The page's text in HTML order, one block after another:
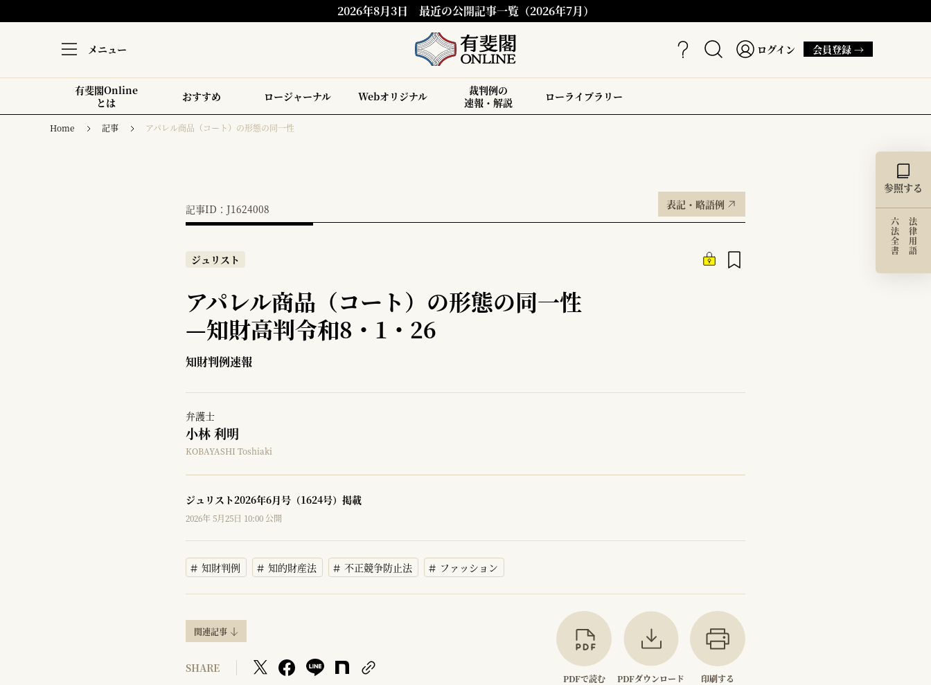
2026年8月3日 最近の公開記事一覧（2026年7月）
メニュー ログイン 会員登録 →
有斐閣Online
とは
おすすめ ロージャーナル Webオリジナル
裁判例の
速報・解説
ローライブラリー
Home 記事 アパレル商品（コート）の形態の同一性
記事ID：J1624008 表記・略語例
ジュリスト
アパレル商品（コート）の形態の同一性
—知財高判令和8・1・26
知財判例速報
弁護士
小林 利明
KOBAYASHI Toshiaki
ジュリスト2026年6月号（1624号）掲載
2026年 5月25日 10:00 公開
知財判例 知的財産法 不正競争防止法 ファッション
関連記事
SHARE
PDFで読む PDFダウンロード 印刷する
参照する
法律用語
六法全書